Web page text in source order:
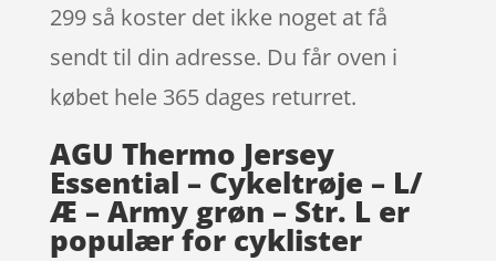
299 så koster det ikke noget at få
sendt til din adresse. Du får oven i
købet hele 365 dages returret.
AGU Thermo Jersey
Essential – Cykeltrøje – L/
Æ – Army grøn – Str. L er
populær for cyklister